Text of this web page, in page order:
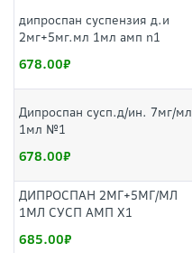
дипроспан суспензия д.и
2мг+5мг.мл 1мл амп n1
678.00
Дипроспан сусп.д/ин. 7мг/мл
1мл №1
678.00
ДИПРОСПАН 2МГ+5МГ/МЛ
1МЛ СУСП АМП Х1
685.00